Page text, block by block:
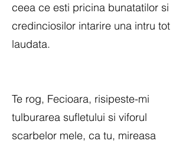
ceea ce esti pricina bunatatilor si
credinciosilor intarire una intru tot
laudata.
Te rog, Fecioara, risipeste-mi
tulburarea sufletului si viforul
scarbelor mele, ca tu, mireasa